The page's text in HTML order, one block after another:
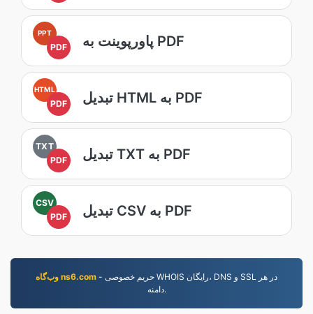
PPT
PDF پاورپوینت به PDF
HTML
PDF تبدیل HTML به PDF
TXT
PDF
تبدیل TXT به PDF
CSV
PDF
تبدیل CSV به PDF
وب‌گاه ns6.com - حریم خصوصی WHOIS رایگان، DNS و SSL در هر
دامنه.